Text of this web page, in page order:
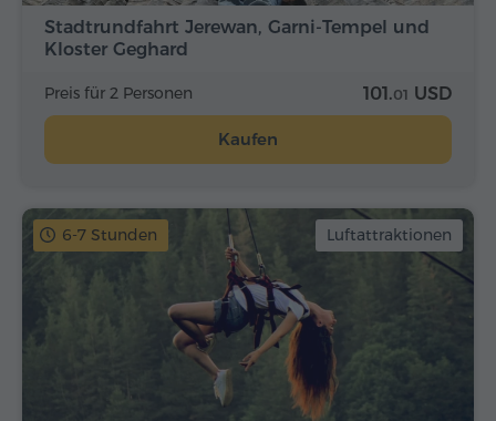
Stadtrundfahrt Jerewan, Garni-Tempel und
Kloster Geghard
Preis für 2 Personen 101.01 USD
Kaufen
6-7 Stunden Luftattraktionen